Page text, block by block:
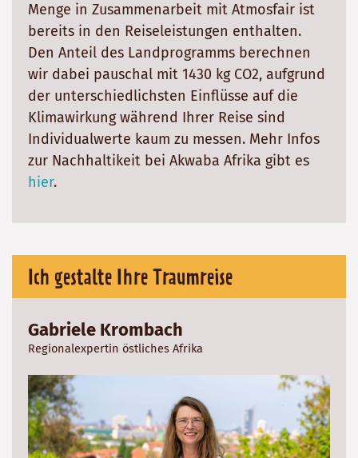
Menge in Zusammenarbeit mit Atmosfair ist
bereits in den Reiseleistungen enthalten.
Den Anteil des Landprogramms berechnen
wir dabei pauschal mit 1430 kg CO2, aufgrund
der unterschiedlichsten Einflüsse auf die
Klimawirkung während Ihrer Reise sind
Individualwerte kaum zu messen. Mehr Infos
zur Nachhaltikeit bei Akwaba Afrika gibt es
hier.
Ich gestalte Ihre Traumreise
Gabriele Krombach
Regionalexpertin östliches Afrika